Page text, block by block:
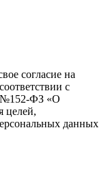
согласие на
с
№152-ФЗ «О
целей,
данных